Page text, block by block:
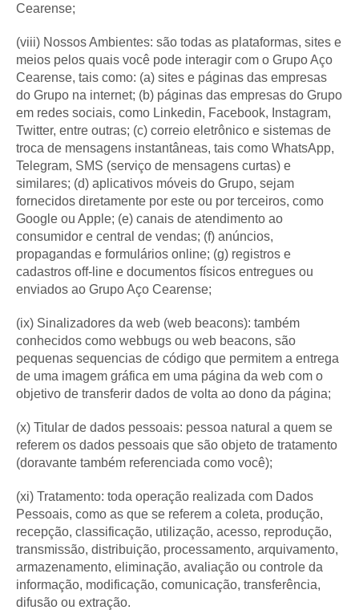
Cearense;
(viii) Nossos Ambientes: são todas as plataformas, sites e
meios pelos quais você pode interagir com o Grupo Aço
Cearense, tais como: (a) sites e páginas das empresas
do Grupo na internet; (b) páginas das empresas do Grupo
em redes sociais, como Linkedin, Facebook, Instagram,
Twitter, entre outras; (c) correio eletrônico e sistemas de
troca de mensagens instantâneas, tais como WhatsApp,
Telegram, SMS (serviço de mensagens curtas) e
similares; (d) aplicativos móveis do Grupo, sejam
fornecidos diretamente por este ou por terceiros, como
Google ou Apple; (e) canais de atendimento ao
consumidor e central de vendas; (f) anúncios,
propagandas e formulários online; (g) registros e
cadastros off-line e documentos físicos entregues ou
enviados ao Grupo Aço Cearense;
(ix) Sinalizadores da web (web beacons): também
conhecidos como webbugs ou web beacons, são
pequenas sequencias de código que permitem a entrega
de uma imagem gráfica em uma página da web com o
objetivo de transferir dados de volta ao dono da página;
(x) Titular de dados pessoais: pessoa natural a quem se
referem os dados pessoais que são objeto de tratamento
(doravante também referenciada como você);
(xi) Tratamento: toda operação realizada com Dados
Pessoais, como as que se referem a coleta, produção,
recepção, classificação, utilização, acesso, reprodução,
transmissão, distribuição, processamento, arquivamento,
armazenamento, eliminação, avaliação ou controle da
informação, modificação, comunicação, transferência,
difusão ou extração.